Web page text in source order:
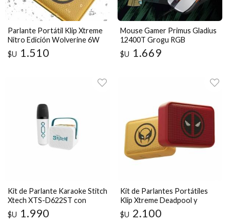
Parlante Portátil Klip Xtreme
Nitro Edición Wolverine 6W
Bluetooth
$U 1.510
Mouse Gamer Primus Gladius
12400T Grogu RGB
$U 1.669
Kit de Parlante Karaoke Stitch
Xtech XTS-D622ST con
Micrófono
$U 1.990
Kit de Parlantes Portátiles
Klip Xtreme Deadpool y
Wolverine 6W x2
$U 2.100